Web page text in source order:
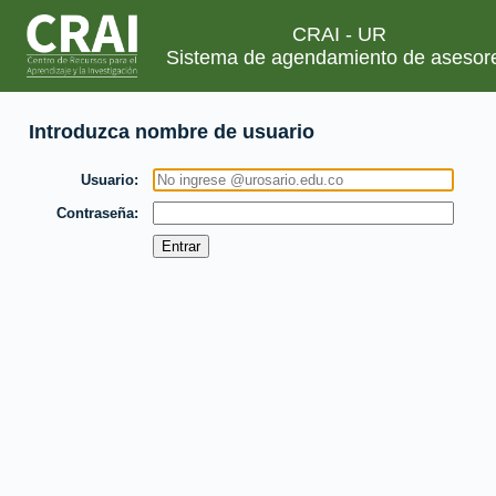
CRAI - UR
Sistema de agendamiento de
Introduzca nombre de usuario
Usuario
Contraseña